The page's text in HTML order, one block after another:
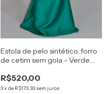
Estola de pelo sintético, forro
de cetim sem gola - Verde
R$520,00
3x de R$173,33 sem juros